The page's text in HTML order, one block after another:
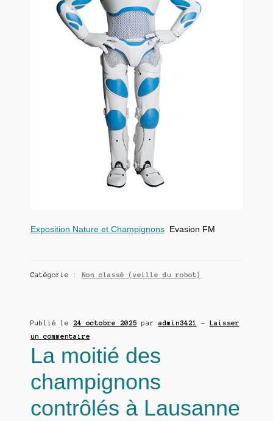
Exposition Nature et ChampignonsEvasion FM
Catégorie : Non classé (veille du robot)
Publié le 24 octobre 2025 paradmin3421 — Laisser
un commentaire
La moitié des
champignons
contrôlés à Lausanne